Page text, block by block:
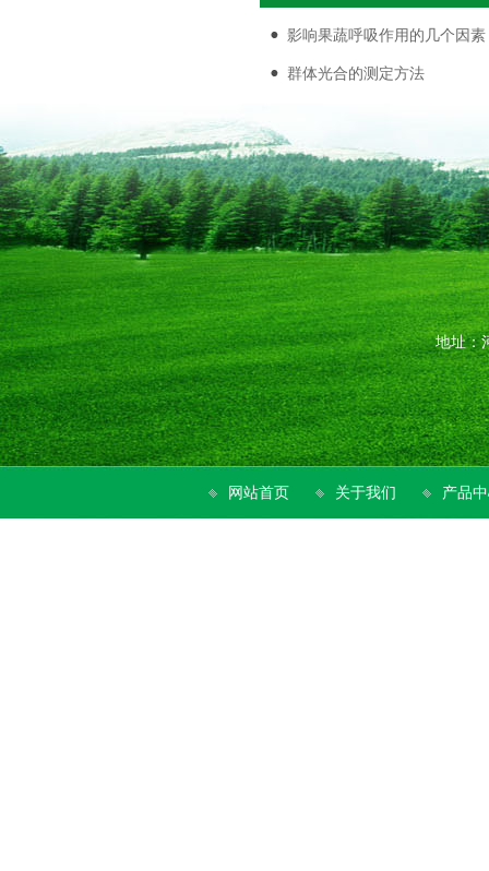
影响果蔬呼吸作用的几个因素
群体光合的测定方法
地址：
网站首页 关于我们 产品